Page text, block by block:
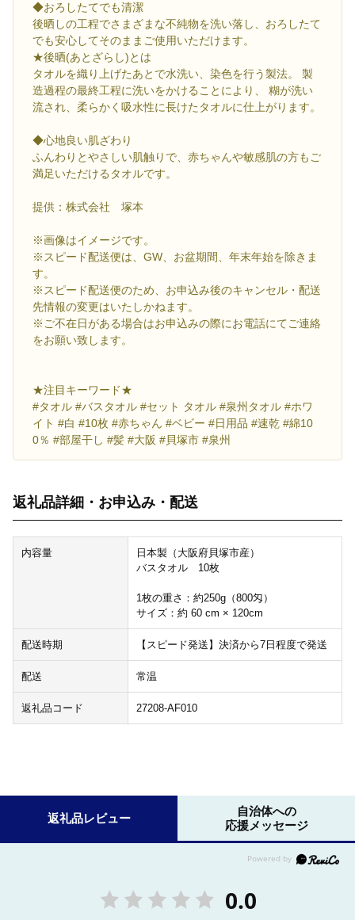
◆おろしたてでも清潔
後晒しの工程でさまざまな不純物を洗い落し、おろしたて
でも安心してそのままご使用いただけます。
★後晒(あとざらし)とは
タオルを織り上げたあとで水洗い、染色を行う製法。 製
造過程の最終工程に洗いをかけることにより、 糊が洗い
流され、柔らかく吸水性に長けたタオルに仕上がります。
◆心地良い肌ざわり
ふんわりとやさしい肌触りで、赤ちゃんや敏感肌の方もご
満足いただけるタオルです。
提供：株式会社 塚本
※画像はイメージです。
※スピード配送便は、GW、お盆期間、年末年始を除きま
す。
※スピード配送便のため、お申込み後のキャンセル・配送
先情報の変更はいたしかねます。
※ご不在日がある場合はお申込みの際にお電話にてご連絡
をお願い致します。
★注目キーワード★
#タオル #バスタオル #セット タオル #泉州タオル #ホワ
イト #白 #10枚 #赤ちゃん #ベビー #日用品 #速乾 #綿10
0％ #部屋干し #髪 #大阪 #貝塚市 #泉州
返礼品詳細・お申込み・配送
内容量
日本製（大阪府貝塚市産）
バスタオル 10枚
1枚の重さ：約250g（800匁）
サイズ：約 60 cm × 120cm
配送時期 【スピード発送】決済から7日程度で発送
配送 常温
返礼品コード 27208-AF010
返礼品レビュー
自治体への
応援メッセージ
0.0